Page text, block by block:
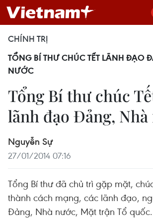
CHÍNH TRỊ
TỔNG BÍ THƯ CHÚC TẾT LÃNH ĐẠO
NƯỚC
Tổng Bí thư chúc
lãnh đạo Đảng, Nhà
Nguyễn Sự
27/01/2014 07:16
Tổng Bí thư đã chủ trì gặp mặt,
thành cách mạng, các lãnh đạo,
Đảng, Nhà nước, Mặt trận Tổ quốc.